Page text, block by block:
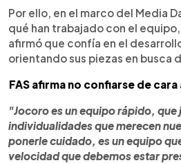
Por ello, en el marco del Media
qué han trabajado con el
afirmó que confía en el
orientando sus piezas en busca
FAS afirma no confiarse de
"Jocoro es un equipo rápido,
individualidades que merecen
ponerle cuidado, es un equipo
velocidad que debemos estar